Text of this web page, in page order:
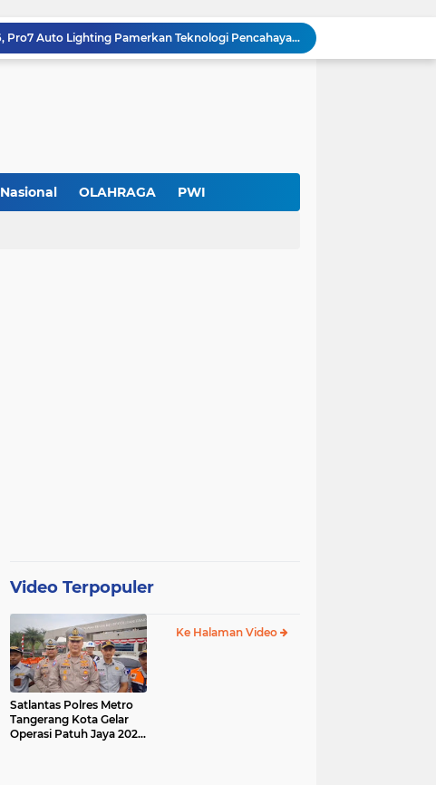
Hadir di GIIAS 2026, Pro7 Auto Lighting Pamerkan Teknologi Pencahayaan Kendaraan Premium
Terendus Dugaan Pungli Pengurusan PM1,Kades Buaran Bambu Minta 60 Juta
Larangan Kabel Udara Berlaku, Aktivitas PT Davon Media Teknologi di Karawaci Jadi Sorotan
Nasional OLAHRAGA PWI
Video Terpopuler
Satlantas Polres Metro
Tangerang Kota Gelar
Operasi Patuh Jaya 2025,
Ke Halaman Video